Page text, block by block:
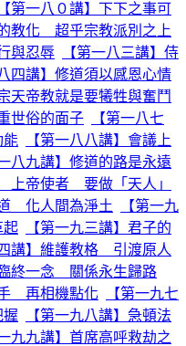
【第一八０講】下下之事可
教化 超乎宗教派別之上
與忍辱
【第一八三講】侍
四講】修道須以感恩心情
天帝教就是要犧牲與奮鬥
世俗的面子
【第一八七
【第一八八講】會議上
八九講】修道的路是永遠
上帝使者 要做「天人」
道 化人間為淨土
【第一九
起
【第一九三講】君子的
四講】維護教格 引渡原人
終一念 關係永生歸路
手 再相機點化
【第一九七
【第一九八講】急頓法
九九講】首席高呼救劫之